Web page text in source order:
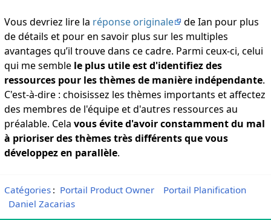
Vous devriez lire la réponse originale
de Ian pour plus
de détails et pour en savoir plus sur les multiples
avantages qu’il trouve dans ce cadre. Parmi ceux-ci, celui
qui me semble le plus utile est d'identifiez des
ressources pour les thèmes de manière indépendante.
C'est-à-dire : choisissez les thèmes importants et affectez
des membres de l'équipe et d'autres ressources au
préalable. Cela vous évite d'avoir constamment du mal
à prioriser des thèmes très différents que vous
développez en parallèle.
Catégories: Portail Product Owner
Portail Planification
Daniel Zacarias